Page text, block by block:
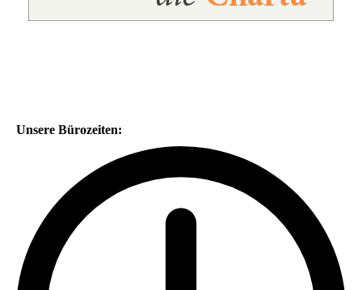
Unsere Bürozeiten: